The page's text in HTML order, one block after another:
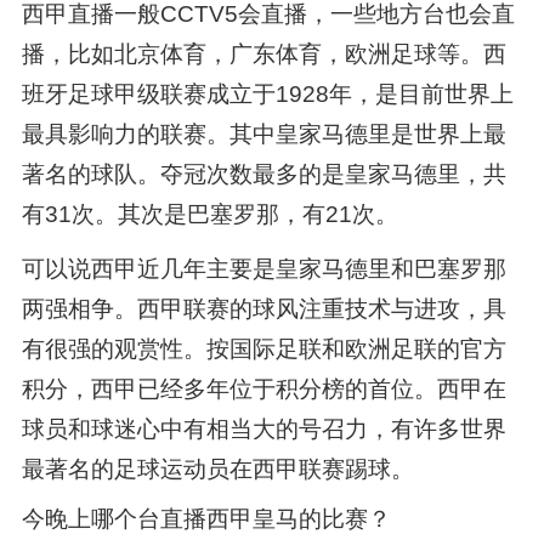
西甲直播一般CCTV5会直播，一些地方台也会直
播，比如北京体育，广东体育，欧洲足球等。西
班牙足球甲级联赛成立于1928年，是目前世界上
最具影响力的联赛。其中皇家马德里是世界上最
著名的球队。夺冠次数最多的是皇家马德里，共
有31次。其次是巴塞罗那，有21次。
可以说西甲近几年主要是皇家马德里和巴塞罗那
两强相争。西甲联赛的球风注重技术与进攻，具
有很强的观赏性。按国际足联和欧洲足联的官方
积分，西甲已经多年位于积分榜的首位。西甲在
球员和球迷心中有相当大的号召力，有许多世界
最著名的足球运动员在西甲联赛踢球。
今晚上哪个台直播西甲皇马的比赛？